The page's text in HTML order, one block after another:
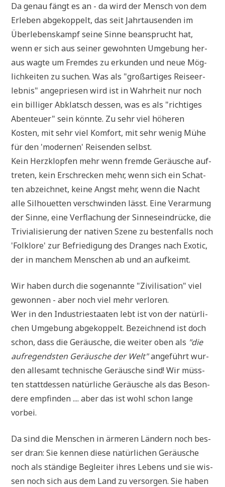
Da genau fängt es an - da wird der Mensch von dem
Erle­ben abge­kop­pelt, das seit Jahr­tau­sen­den im
Über­le­bens­kampf sei­ne Sin­ne bean­sprucht hat,
wenn er sich aus sei­ner gewohn­ten Umge­bung her­
aus wag­te um Frem­des zu erkun­den und neue Mög­
lich­kei­ten zu suchen. Was als "groß­ar­ti­ges Rei­se­er­
leb­nis" ange­prie­sen wird ist in Wahr­heit nur noch
ein bil­li­ger Abklatsch des­sen, was es als "rich­ti­ges
Aben­teu­er" sein könn­te. Zu sehr viel höhe­ren
Kosten, mit sehr viel Kom­fort, mit sehr wenig Mühe
für den 'moder­nen' Rei­sen­den selbst.
Kein Herz­klop­fen mehr wenn frem­de Geräu­sche auf­
tre­ten, kein Erschrecken mehr, wenn sich ein Schat­
ten abzeich­net, kei­ne Angst mehr, wenn die Nacht
alle Sil­hou­et­ten ver­schwin­den lässt. Eine Ver­ar­mung
der Sin­ne, eine Ver­fla­chung der Sin­nes­ein­drücke, die
Tri­via­li­sie­rung der nati­ven Sze­ne zu besten­falls noch
'Folk­lo­re' zur Befrie­di­gung des Dran­ges nach Exo­tic,
der in man­chem Men­schen ab und an aufkeimt.
Wir haben durch die soge­nann­te "Zivi­li­sa­ti­on" viel
gewon­nen - aber noch viel mehr verloren.
Wer in den Indu­strie­staa­ten lebt ist von der natür­li­
chen Umge­bung abge­kop­pelt. Bezeich­nend ist doch
schon, dass die Geräu­sche, die wei­ter oben als "die
auf­re­gend­sten Geräu­sche der Welt"ange­führt wur­
den alle­samt tech­ni­sche Geräu­sche sind! Wir müss­
ten statt­des­sen natür­li­che Geräu­sche als das Beson­
de­re emp­fin­den .... aber das ist wohl schon lan­ge
vorbei.
Da sind die Men­schen in ärme­ren Län­dern noch bes­
ser dran: Sie ken­nen die­se natür­li­chen Geräu­sche
noch als stän­di­ge Beglei­ter ihres Lebens und sie wis­
sen noch sich aus dem Land zu ver­sor­gen. Sie haben